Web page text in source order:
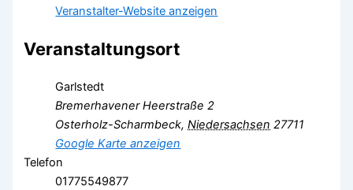
Veranstalter-Website anzeigen
Veranstaltungsort
Garlstedt
Bremerhavener Heerstraße 2
Osterholz-Scharmbeck, Niedersachsen 27711
Google Karte anzeigen
Telefon
01775549877